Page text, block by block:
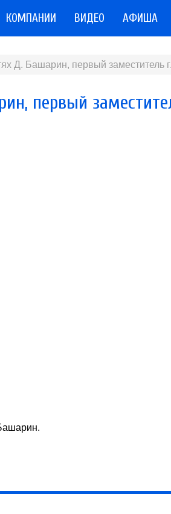
КОМПАНИИ ВИДЕО АФИША
Д. Башарин, первый заместитель
первый